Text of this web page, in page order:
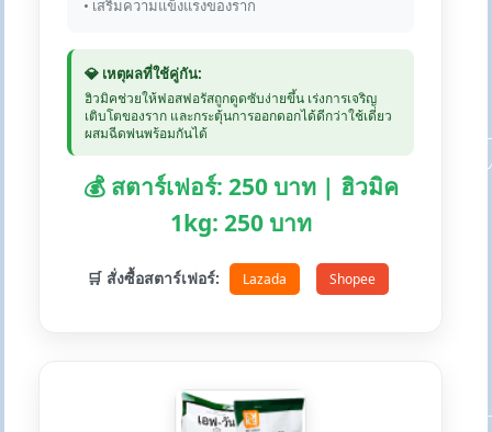
• เสริมความแข็งแรงของราก
💎 เหตุผลที่ใช้คู่กัน:
ฮิวมิคช่วยให้ฟอสฟอรัสถูกดูดซับง่ายขึ้น เร่งการเจริญ
เติบโตของราก และกระตุ้นการออกดอกได้ดีกว่าใช้เดี่ยว
ผสมฉีดพ่นพร้อมกันได้
💰 สตาร์เฟอร์: 250 บาท | ฮิวมิค
1kg: 250 บาท
🛒 สั่งซื้อสตาร์เฟอร์: Lazada Shopee